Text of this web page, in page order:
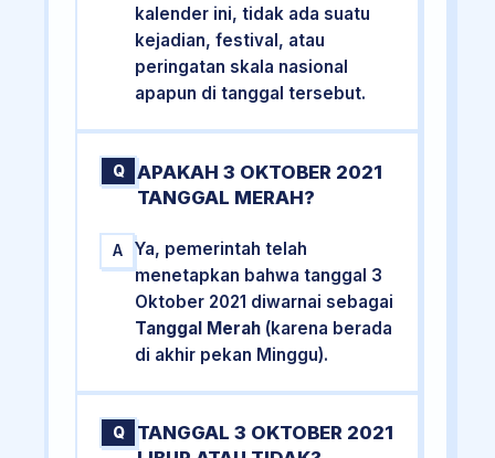
kalender ini, tidak ada suatu
kejadian, festival, atau
peringatan skala nasional
apapun di tanggal tersebut.
Q
APAKAH 3 OKTOBER 2021
TANGGAL MERAH?
A
Ya, pemerintah telah
menetapkan bahwa tanggal 3
Oktober 2021 diwarnai sebagai
Tanggal Merah (karena berada
di akhir pekan Minggu).
Q
TANGGAL 3 OKTOBER 2021